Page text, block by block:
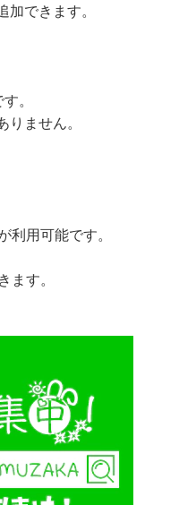
できます。
。
ません。
用可能です。
す。